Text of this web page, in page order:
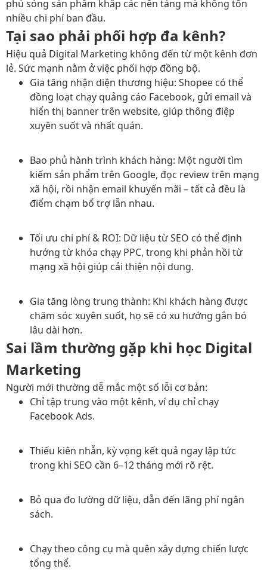
phủ sóng sản phẩm khắp các nền tảng mà không tốn
nhiều chi phí ban đầu.
Tại sao phải phối hợp đa kênh?
Hiệu quả Digital Marketing không đến từ một kênh đơn
lẻ. Sức mạnh nằm ở việc phối hợp đồng bộ.
Gia tăng nhận diện thương hiệu: Shopee có thể
đồng loạt chạy quảng cáo Facebook, gửi email và
hiển thị banner trên website, giúp thông điệp
xuyên suốt và nhất quán.
Bao phủ hành trình khách hàng: Một người tìm
kiếm sản phẩm trên Google, đọc review trên mạng
xã hội, rồi nhận email khuyến mãi – tất cả đều là
điểm chạm bổ trợ lẫn nhau.
Tối ưu chi phí & ROI: Dữ liệu từ SEO có thể định
hướng từ khóa chạy PPC, trong khi phản hồi từ
mạng xã hội giúp cải thiện nội dung.
Gia tăng lòng trung thành: Khi khách hàng được
chăm sóc xuyên suốt, họ sẽ có xu hướng gắn bó
lâu dài hơn.
Sai lầm thường gặp khi học Digital
Marketing
Người mới thường dễ mắc một số lỗi cơ bản:
Chỉ tập trung vào một kênh, ví dụ chỉ chạy
Facebook Ads.
Thiếu kiên nhẫn, kỳ vọng kết quả ngay lập tức
trong khi SEO cần 6–12 tháng mới rõ rệt.
Bỏ qua đo lường dữ liệu, dẫn đến lãng phí ngân
sách.
Chạy theo công cụ mà quên xây dựng chiến lược
tổng thể.